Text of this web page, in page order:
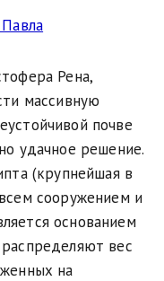
Рена,
массивную
почве
удачное решение.
(крупнейшая в
сооружением и
основанием
вес
на